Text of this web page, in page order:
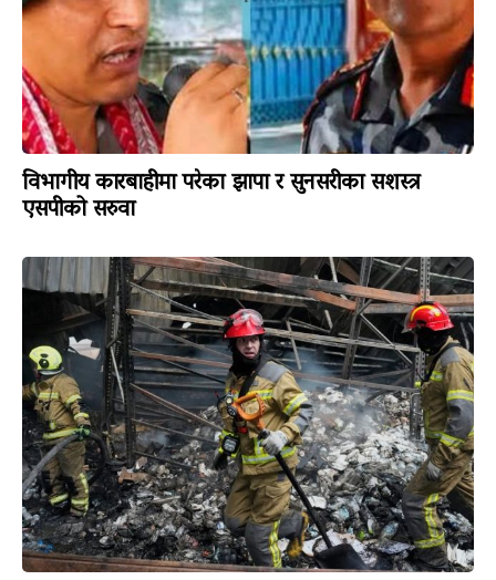
विभागीय कारबाहीमा परेका झापा र सुनसरीका सशस्त्र
एसपीको सरुवा